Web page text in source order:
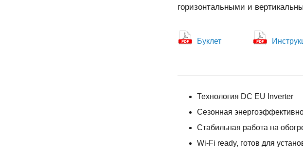
горизонтальными и
Буклет
Технология DC EU Inverter
Сезонная
Стабильная работа на
Wi-Fi ready, готов для